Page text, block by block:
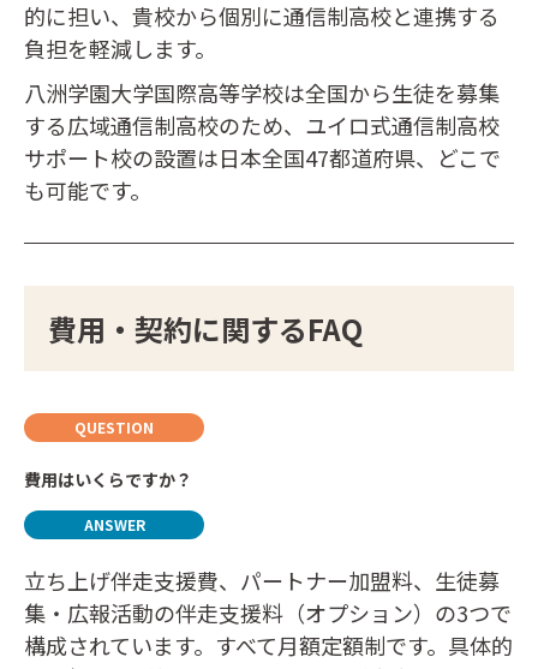
的に担い、貴校から個別に通信制高校と連携する
負担を軽減します。
八洲学園大学国際高等学校は全国から生徒を募集
する広域通信制高校のため、ユイロ式通信制高校
サポート校の設置は日本全国47都道府県、どこで
も可能です。
費用・契約に関するFAQ
費用はいくらですか？
立ち上げ伴走支援費、パートナー加盟料、生徒募
集・広報活動の伴走支援料（オプション）の3つで
構成されています。すべて月額定額制です。具体的